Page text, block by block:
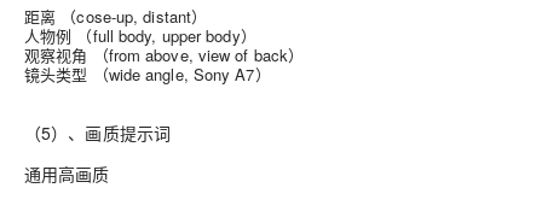
距离 （cose-up, distant）
人物例 （full body, upper body）
观察视角 （from above, view of back）
镜头类型 （wide angle, Sony A7）
（5）、画质提示词
通用高画质